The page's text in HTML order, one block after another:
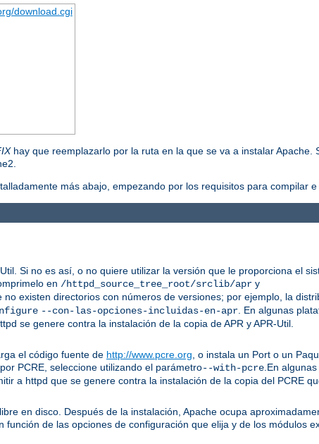
download.cgi
hay que reemplazarlo por la ruta en la que se va a instalar Apache.
más abajo, empezando por los requisitos para compilar e
Si no es así, o no quiere utilizar la versión que le proporciona el
en /httpd_source_tree_root/srclib/apr y
no existen directorios con números de versiones; por ejemplo, la
--con-las-opciones-incluidas-en-apr . En algunas
se genere contra la instalación de la copia de APR y APR-Util.
el código fuente de http://www.pcre.org , o instala un Port o un
PCRE, seleccione utilizando el parámetro--with-pcre .En
a httpd que se genere contra la instalación de la copia del PCRE
en disco. Después de la instalación, Apache ocupa
de las opciones de configuración que elija y de los módulos